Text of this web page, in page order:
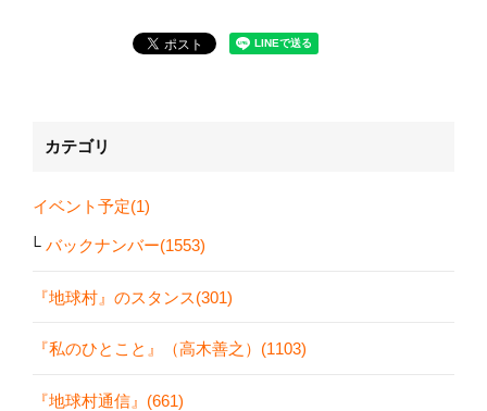
カテゴリ
イベント予定(1)
バックナンバー(1553)
『地球村』のスタンス(301)
『私のひとこと』（高木善之）(1103)
『地球村通信』(661)